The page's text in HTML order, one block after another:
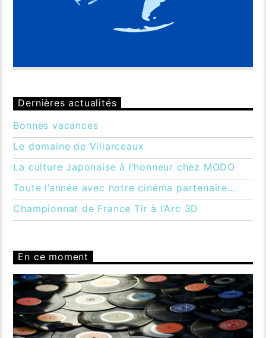
Dernières actualités
Bonnes vacances
Le domaine de Villarceaux
La culture Japonaise à l’honneur chez MODO
Toute l’année avec notre cinéma partenaire…
Championnat de France Tir à l’Arc 3D
En ce moment